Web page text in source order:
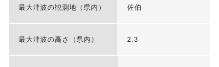
最大津波の観測地（県内） 佐伯
最大津波の高さ（県内） 2.3